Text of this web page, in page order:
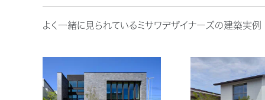
よく一緒に見られているミサワデザイナーズの建築実例